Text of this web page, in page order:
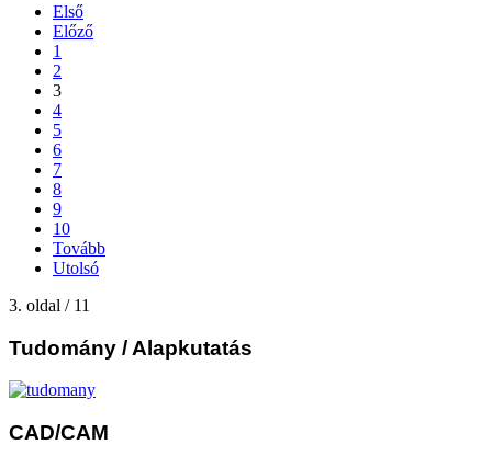
Első
Előző
1
2
3
4
5
6
7
8
9
10
Tovább
Utolsó
3. oldal / 11
Tudomány / Alapkutatás
CAD/CAM